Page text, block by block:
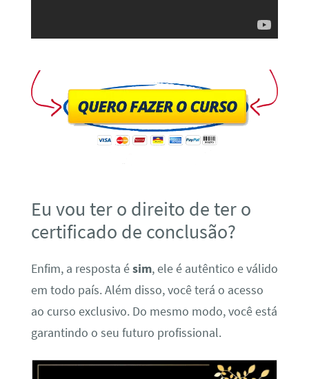
Eu vou ter o direito de ter o
certificado de conclusão?
Enfim, a resposta ésim, ele é autêntico e válido
em todo país. Além disso, você terá o acesso
ao curso exclusivo. Do mesmo modo, você está
garantindo o seu futuro profissional.